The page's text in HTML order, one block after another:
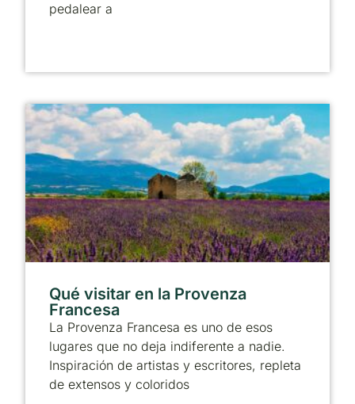
pedalear a
Qué visitar en la Provenza
Francesa
La Provenza Francesa es uno de esos
lugares que no deja indiferente a nadie.
Inspiración de artistas y escritores, repleta
de extensos y coloridos